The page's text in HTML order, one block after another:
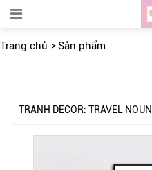
Trang chủ Sản phẩm
TRANH DECOR: TRAVEL NOUN